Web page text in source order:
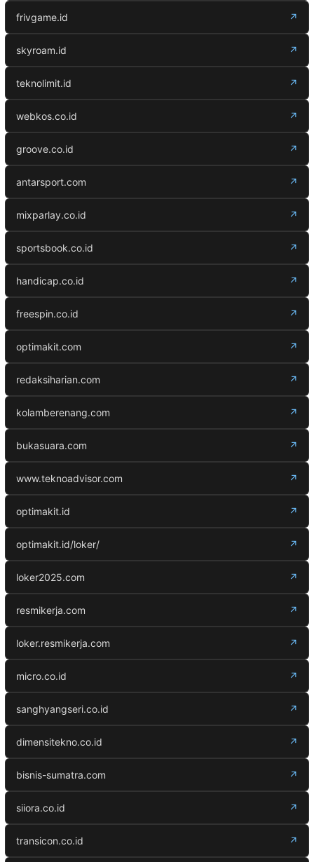
frivgame.id ↗
skyroam.id ↗
teknolimit.id ↗
webkos.co.id ↗
groove.co.id ↗
antarsport.com ↗
mixparlay.co.id ↗
sportsbook.co.id ↗
handicap.co.id ↗
freespin.co.id ↗
optimakit.com ↗
redaksiharian.com ↗
kolamberenang.com ↗
bukasuara.com ↗
www.teknoadvisor.com ↗
optimakit.id ↗
optimakit.id/loker/ ↗
loker2025.com ↗
resmikerja.com ↗
loker.resmikerja.com ↗
micro.co.id ↗
sanghyangseri.co.id ↗
dimensitekno.co.id ↗
bisnis-sumatra.com ↗
siiora.co.id ↗
transicon.co.id ↗